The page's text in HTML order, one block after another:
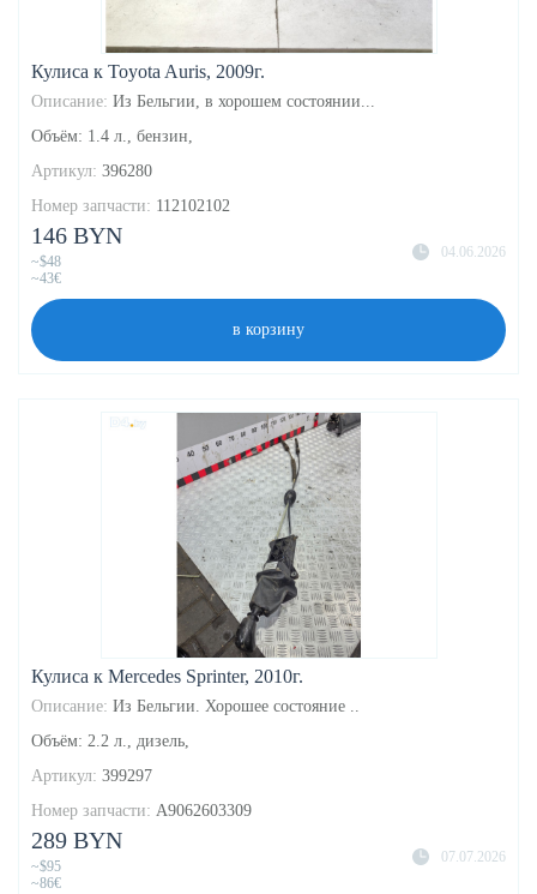
Кулиса к Toyota Auris, 2009г.
Описание: Из Бельгии, в хорошем состоянии...
Объём: 1.4 л., бензин,
Артикул: 396280
Номер запчасти: 112102102
04.06.2026
146 BYN
~$48
~43€
в корзину
Кулиса к Mercedes Sprinter, 2010г.
Описание: Из Бельгии. Хорошее состояние ..
Объём: 2.2 л., дизель,
Артикул: 399297
Номер запчасти: A9062603309
07.07.2026
289 BYN
~$95
~86€